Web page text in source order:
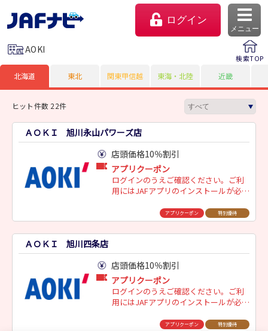
ログイン
メニュー
よくあるご質問
サイトマップ
AOKI
検索TOP
北海道 東北 関東甲信越 東海・北陸 近畿
ヒット件数 22件
ＡＯＫＩ 旭川永山パワーズ店
店頭価格10％割引
アプリクーポン
ログインのうえご確認ください。ご利
用にはJAFアプリのインストールが必要
アプリクーポン 特別優待
ＡＯＫＩ 旭川四条店
店頭価格10％割引
アプリクーポン
ログインのうえご確認ください。ご利
用にはJAFアプリのインストールが必要
アプリクーポン 特別優待